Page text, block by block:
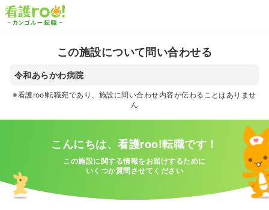
この施設について問い合わせる
令和あらかわ病院
※看護roo!転職宛であり、施設に問い合わせ内容が伝わることはありませ
ん
こんにちは、看護roo!転職です！
この施設に関する情報をお届けするために
いくつか質問させてください